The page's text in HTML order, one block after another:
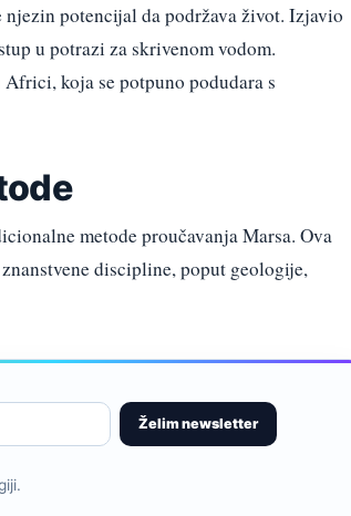
potencijal da podržava život. Izjavio
u potrazi za skrivenom vodom.
koja se potpuno podudara s
metode proučavanja Marsa. Ova
discipline, poput geologije,
Želim newsletter